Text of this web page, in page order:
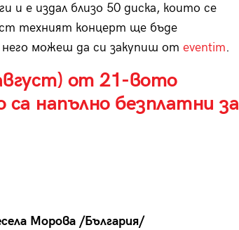
и е издал близо 50 диска, които се
техният концерт ще бъде
можеш да си закупиш от eventim.
от 21-вото
напълно безплатни за
Морова /България/